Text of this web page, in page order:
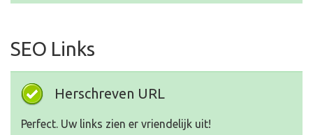
SEO Links
Herschreven URL
Perfect. Uw links zien er vriendelijk uit!